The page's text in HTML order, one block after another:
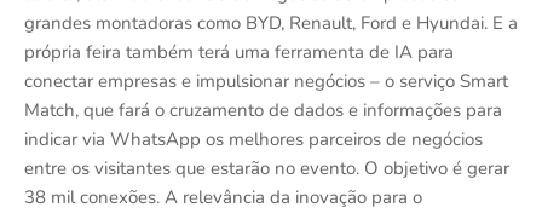
grandes montadoras como BYD, Renault, Ford e Hyundai. E a
própria feira também terá uma ferramenta de IA para
conectar empresas e impulsionar negócios – o serviço Smart
Match, que fará o cruzamento de dados e informações para
indicar via WhatsApp os melhores parceiros de negócios
entre os visitantes que estarão no evento. O objetivo é gerar
38 mil conexões. A relevância da inovação para o